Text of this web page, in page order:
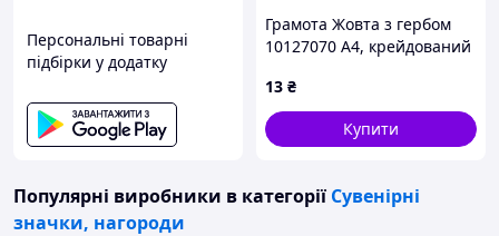
Персональні товарні
підбірки у додатку
Грамота Жовта з гербом
10127070 А4, крейдований
13 ₴
Купити
Популярні виробники в категорії Сувенірні
значки, нагороди